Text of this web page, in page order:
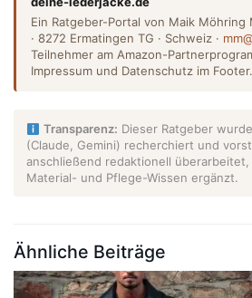
Ein Ratgeber-Portal von Maik Möhring
· 8272 Ermatingen TG · Schweiz ·
Teilnehmer am Amazon-
Impressum und Datenschutz im Footer.
Transparenz: Dieser Ratgeber
(Claude, Gemini) recherchiert und
anschließend redaktionell
Material- und Pflege-Wissen ergänzt.
Ähnliche Beiträge